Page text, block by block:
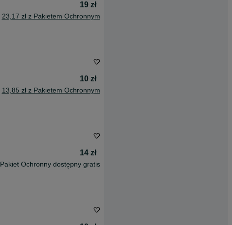
19 zł
23,17 zł z Pakietem Ochronnym
10 zł
13,85 zł z Pakietem Ochronnym
14 zł
Pakiet Ochronny dostępny gratis